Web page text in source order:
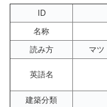
ID
名称
読み方
マツ
英語名
建築分類